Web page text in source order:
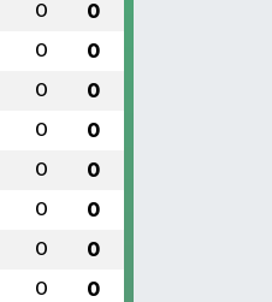
0 0
0 0
0 0
0 0
0 0
0 0
0 0
0 0